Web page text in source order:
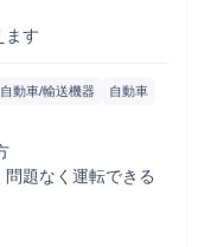
ます
自動車/輸送機器 自動車
題なく運転できる